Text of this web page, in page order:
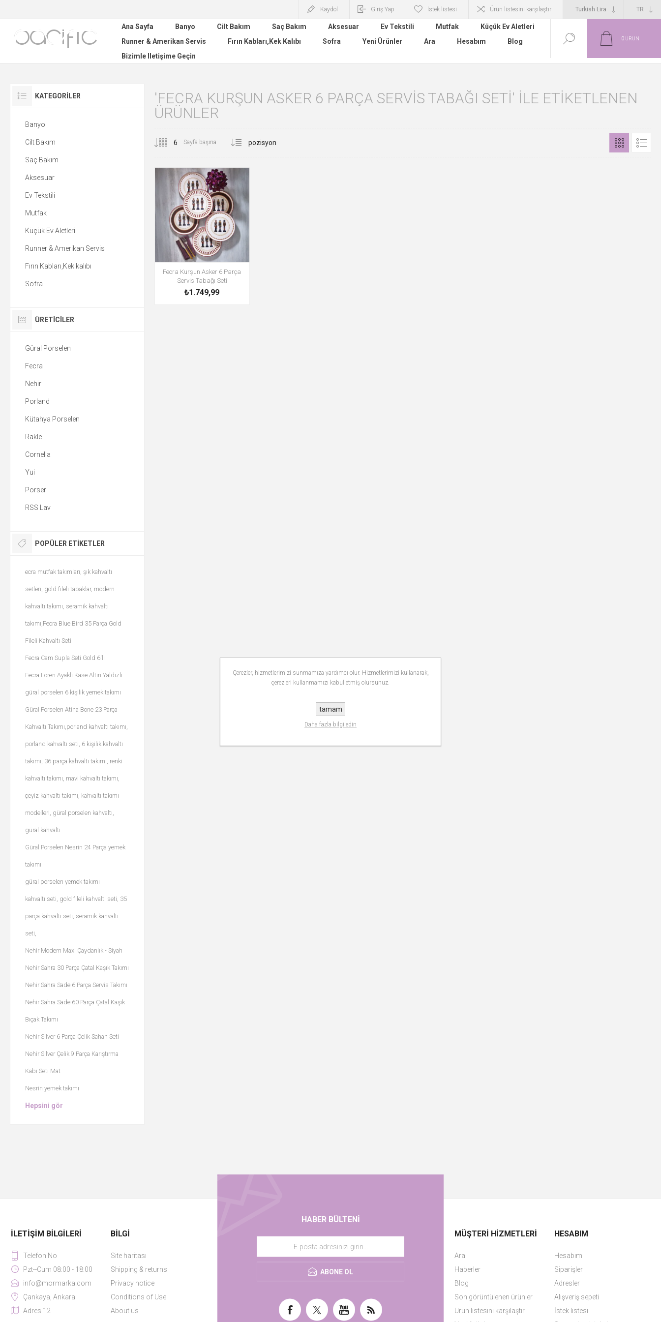
Kaydol Giriş Yap İstek listesi Ürün listesini karşılaştır
Ana Sayfa Banyo Cilt Bakım Saç Bakım Aksesuar Ev Tekstili Mutfak
Küçük Ev Aletleri
Runner & Amerikan Servis
Fırın Kabları,Kek Kalıbı Sofra Yeni Ürünler Ara Hesabım
Blog
Bizimle Iletişime Geçin
0 ÜRÜN
'FECRA KURŞUN ASKER 6 PARÇA SERVIS TABAĞI SETI' ILE ETIKETLENEN
ÜRÜNLER
Sayfa başına
Fecra Kurşun Asker 6 Parça
Servis Tabağı Seti
₺1.749,99
KATEGORILER
Banyo
Cilt Bakım
Saç Bakım
Aksesuar
Ev Tekstili
Mutfak
Küçük Ev Aletleri
Runner & Amerikan Servis
Fırın Kabları,Kek kalıbı
Sofra
ÜRETICILER
Güral Porselen
Fecra
Nehir
Porland
Kütahya Porselen
Rakle
Cornella
Yui
Porser
RSS Lav
POPÜLER ETIKETLER
ecra mutfak takımları, şık kahvaltı
setleri, gold fileli tabaklar, modern
kahvaltı takımı, seramik kahvaltı
takımı,Fecra Blue Bird 35 Parça Gold
Fileli Kahvaltı Seti
Fecra Cam Supla Seti Gold 6'lı
Fecra Loren Ayaklı Kase Altın Yaldızlı
güral porselen 6 kişilik yemek takımı
Güral Porselen Atina Bone 23 Parça
Kahvaltı Takımı,porland kahvaltı takımı,
porland kahvaltı seti, 6 kişilik kahvaltı
takımı, 36 parça kahvaltı takımı, renki
kahvaltı takımı, mavi kahvaltı takımı,
çeyiz kahvaltı takımı, kahvaltı takımı
modelleri, güral porselen kahvaltı,
güral kahvaltı
Güral Porselen Nesrin 24 Parça yemek
takımı
güral porselen yemek takımı
kahvaltı seti, gold fileli kahvaltı seti, 35
parça kahvaltı seti, seramik kahvaltı
seti,
Nehir Modern Maxi Çaydanlık - Siyah
Nehir Sahra 30 Parça Çatal Kaşık Takımı
Nehir Sahra Sade 6 Parça Servis Takımı
Nehir Sahra Sade 60 Parça Çatal Kaşık
Bıçak Takımı
Nehir Silver 6 Parça Çelik Sahan Seti
Nehir Silver Çelik 9 Parça Karıştırma
Kabı Seti Mat
Nesrin yemek takımı
Hepsini gör
HABER BÜLTENI
ABONE OL
İLETIŞIM BILGILERI
Telefon No
Pzt--Cum 08:00 - 18:00
info@mormarka.com
Çankaya, Ankara
Adres 12
BILGI
Site haritası
Shipping & returns
Privacy notice
Conditions of Use
About us
MÜŞTERI HIZMETLERI
Ara
Haberler
Blog
Son görüntülenen ürünler
Ürün listesini karşılaştır
HESABIM
Hesabım
Siparişler
Adresler
Alışveriş sepeti
İstek listesi
Çerezler, hizmetlerimizi sunmamıza yardımcı olur. Hizmetlerimizi kullanarak,
çerezleri kullanmamızı kabul etmiş olursunuz.
tamam
Daha fazla bilgi edin